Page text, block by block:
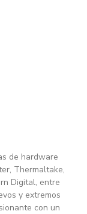
de hardware
Thermaltake,
Digital, entre
y extremos
con un